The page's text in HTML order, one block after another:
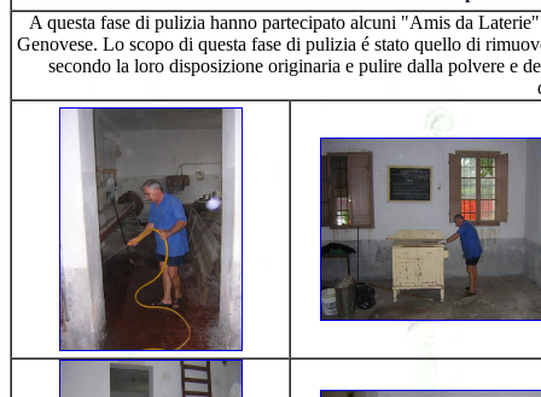
A questa fase di pulizia hanno partecipato alcuni "Amis da
Genovese. Lo scopo di questa fase di pulizia é stato quello di
secondo la loro disposizione originaria e pulire dalla polvere e